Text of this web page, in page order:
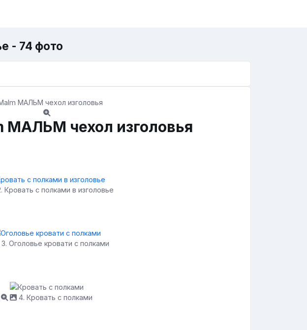
- 74 фото
МАЛЬМ чехол изголовья
Кровать с полками в изголовье
3. Оголовье кровати с полками
4. Кровать с полками